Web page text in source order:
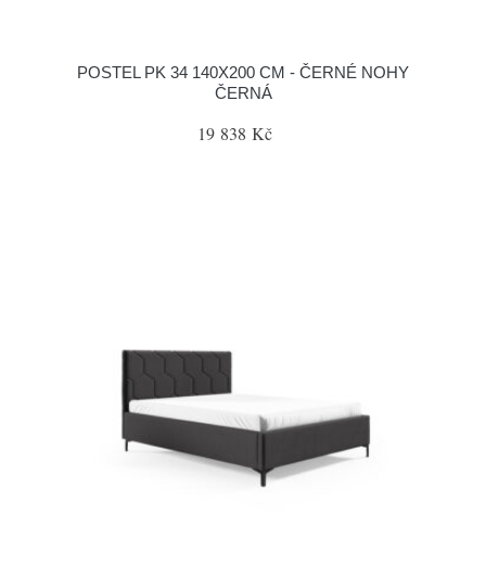
POSTEL PK 34 140X200 CM - ČERNÉ NOHY
ČERNÁ
19 838 Kč